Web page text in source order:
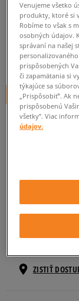
150 € -17%
129€ -4%
124€
+ 124 BODOV V
34
FARBAČIERNA
ZISTIŤ
Venujeme všetko
produkty, ktoré si
Robíme to však s
osobných údajov.
správaní na našej
prispôsobených
či zapamätania si
týkajúce sa
„Prispôsobiť”. Ak
prispôsobenú
všetky”. Viac
údajov.